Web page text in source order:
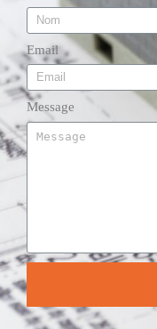
Email
Message